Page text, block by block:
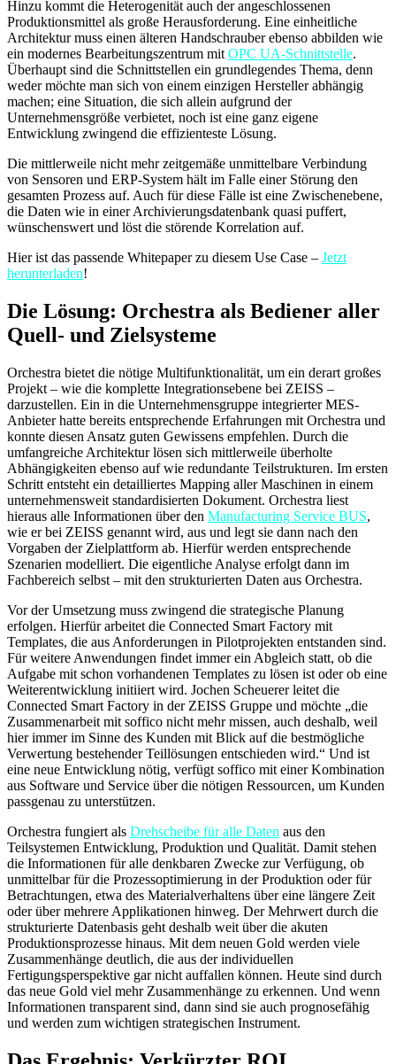
Hinzu kommt die Heterogenität auch der angeschlossenen
Produktionsmittel als große Herausforderung. Eine einheitliche
Architektur muss einen älteren Handschrauber ebenso abbilden wie
ein modernes Bearbeitungszentrum mit OPC UA-Schnittstelle.
Überhaupt sind die Schnittstellen ein grundlegendes Thema, denn
weder möchte man sich von einem einzigen Hersteller abhängig
machen; eine Situation, die sich allein aufgrund der
Unternehmensgröße verbietet, noch ist eine ganz eigene
Entwicklung zwingend die effizienteste Lösung.
Die mittlerweile nicht mehr zeitgemäße unmittelbare Verbindung
von Sensoren und ERP-System hält im Falle einer Störung den
gesamten Prozess auf. Auch für diese Fälle ist eine Zwischenebene,
die Daten wie in einer Archivierungsdatenbank quasi puffert,
wünschenswert und löst die störende Korrelation auf.
Hier ist das passende Whitepaper zu diesem Use Case – Jetzt
herunterladen!
Die Lösung: Orchestra als Bediener aller
Quell- und Zielsysteme
Orchestra bietet die nötige Multifunktionalität, um ein derart großes
Projekt – wie die komplette Integrationsebene bei ZEISS –
darzustellen. Ein in die Unternehmensgruppe integrierter MES-
Anbieter hatte bereits entsprechende Erfahrungen mit Orchestra und
konnte diesen Ansatz guten Gewissens empfehlen. Durch die
umfangreiche Architektur lösen sich mittlerweile überholte
Abhängigkeiten ebenso auf wie redundante Teilstrukturen. Im ersten
Schritt entsteht ein detailliertes Mapping aller Maschinen in einem
unternehmensweit standardisierten Dokument. Orchestra liest
hieraus alle Informationen über den Manufacturing Service BUS,
wie er bei ZEISS genannt wird, aus und legt sie dann nach den
Vorgaben der Zielplattform ab. Hierfür werden entsprechende
Szenarien modelliert. Die eigentliche Analyse erfolgt dann im
Fachbereich selbst – mit den strukturierten Daten aus Orchestra.
Vor der Umsetzung muss zwingend die strategische Planung
erfolgen. Hierfür arbeitet die Connected Smart Factory mit
Templates, die aus Anforderungen in Pilotprojekten entstanden sind.
Für weitere Anwendungen findet immer ein Abgleich statt, ob die
Aufgabe mit schon vorhandenen Templates zu lösen ist oder ob eine
Weiterentwicklung initiiert wird. Jochen Scheuerer leitet die
Connected Smart Factory in der ZEISS Gruppe und möchte „die
Zusammenarbeit mit soffico nicht mehr missen, auch deshalb, weil
hier immer im Sinne des Kunden mit Blick auf die bestmögliche
Verwertung bestehender Teillösungen entschieden wird.“ Und ist
eine neue Entwicklung nötig, verfügt soffico mit einer Kombination
aus Software und Service über die nötigen Ressourcen, um Kunden
passgenau zu unterstützen.
Orchestra fungiert als Drehscheibe für alle Daten aus den
Teilsystemen Entwicklung, Produktion und Qualität. Damit stehen
die Informationen für alle denkbaren Zwecke zur Verfügung, ob
unmittelbar für die Prozessoptimierung in der Produktion oder für
Betrachtungen, etwa des Materialverhaltens über eine längere Zeit
oder über mehrere Applikationen hinweg. Der Mehrwert durch die
strukturierte Datenbasis geht deshalb weit über die akuten
Produktionsprozesse hinaus. Mit dem neuen Gold werden viele
Zusammenhänge deutlich, die aus der individuellen
Fertigungsperspektive gar nicht auffallen können. Heute sind durch
das neue Gold viel mehr Zusammenhänge zu erkennen. Und wenn
Informationen transparent sind, dann sind sie auch prognosefähig
und werden zum wichtigen strategischen Instrument.